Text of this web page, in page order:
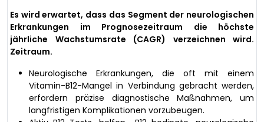
Es wird erwartet, dass das Segment der neurologischen
Erkrankungen im Prognosezeitraum die höchste
jährliche Wachstumsrate (CAGR) verzeichnen wird.
Zeitraum.
Neurologische Erkrankungen, die oft mit einem
Vitamin-B12-Mangel in Verbindung gebracht werden,
erfordern präzise diagnostische Maßnahmen, um
langfristigen Komplikationen vorzubeugen.